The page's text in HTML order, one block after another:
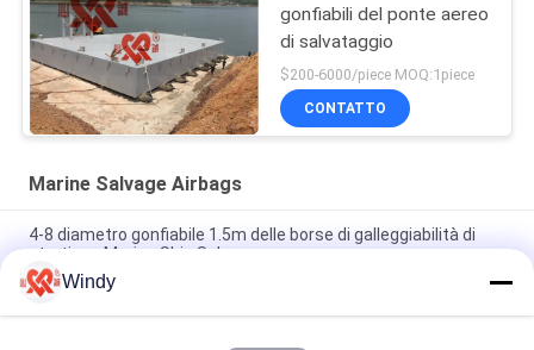
gonfiabili del ponte aereo
di salvataggio
$200-6000/piece MOQ:1piece
CONTATTO
Marine Salvage Airbags
4-8 diametro gonfiabile 1.5m delle borse di galleggiabilità di
strati per Marine Ship Salvage
Marine Salvage Airbags nera, alta galleggiabilità dell'airbag di
gomma pneumatico
Windy